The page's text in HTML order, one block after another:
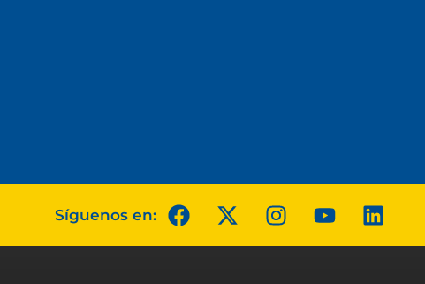
Síguenos en: